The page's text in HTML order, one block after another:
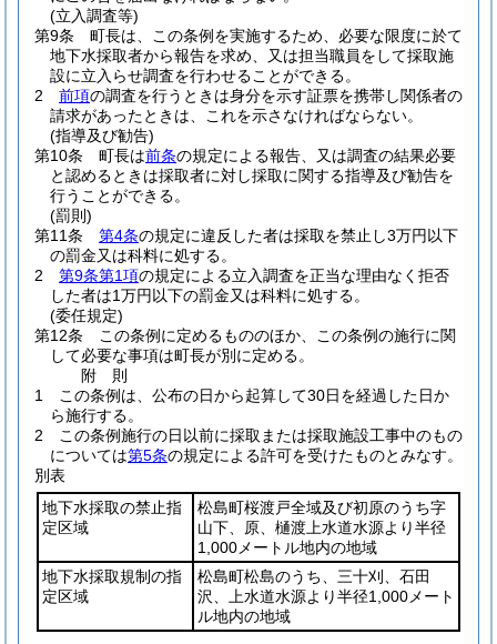
(立入調査等)
第9条
町長は、この条例を実施するため、必要な限度に於て
地下水採取者から報告を求め、又は担当職員をして採取施
設に立入らせ調査を行わせることができる。
2
前項の調査を行うときは身分を示す証票を携帯し関係者の
請求があったときは、これを示さなければならない。
(指導及び勧告)
第10条
町長は前条の規定による報告、又は調査の結果必要
と認めるときは採取者に対し採取に関する指導及び勧告を
行うことができる。
(罰則)
第11条
第4条の規定に違反した者は採取を禁止し3万円以下
の罰金又は科料に処する。
2
第9条第1項の規定による立入調査を正当な理由なく拒否
した者は1万円以下の罰金又は科料に処する。
(委任規定)
第12条
この条例に定めるもののほか、この条例の施行に関
して必要な事項は町長が別に定める。
附 則
1
この条例は、公布の日から起算して30日を経過した日か
ら施行する。
2
この条例施行の日以前に採取または採取施設工事中のもの
については第5条の規定による許可を受けたものとみなす。
別表
地下水採取の禁止指
定区域
松島町桜渡戸全域及び初原のうち字
山下、原、樋渡上水道水源より半径
1,000メートル地内の地域
地下水採取規制の指
定区域
松島町松島のうち、三十刈、石田
沢、上水道水源より半径1,000メート
ル地内の地域